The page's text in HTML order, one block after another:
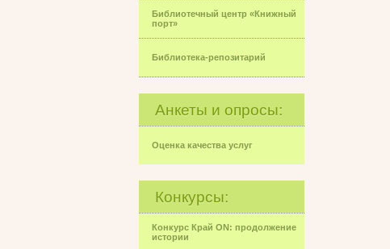
Библиотечный центр «Книжный
порт»
Библиотека-репозитарий
Анкеты и опросы:
Оценка качества услуг
Конкурсы:
Конкурс Край ON: продолжение
истории